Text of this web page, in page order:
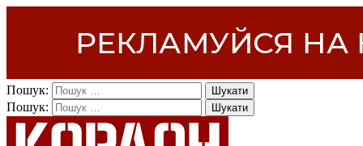
Пошук:
Пошук: